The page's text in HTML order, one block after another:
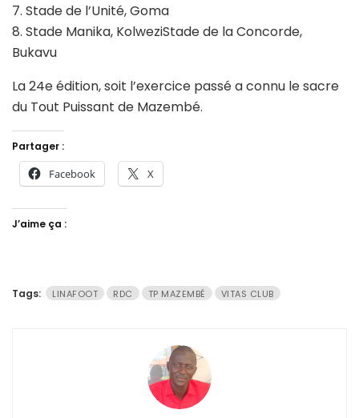
7. Stade de l’Unité, Goma
8. Stade Manika, KolweziStade de la Concorde,
Bukavu
La 24e édition, soit l’exercice passé a connu le sacre
du Tout Puissant de Mazembé.
Partager :
Facebook X
J’aime ça :
Tags: LINAFOOT RDC TP MAZEMBÉ VITAS CLUB